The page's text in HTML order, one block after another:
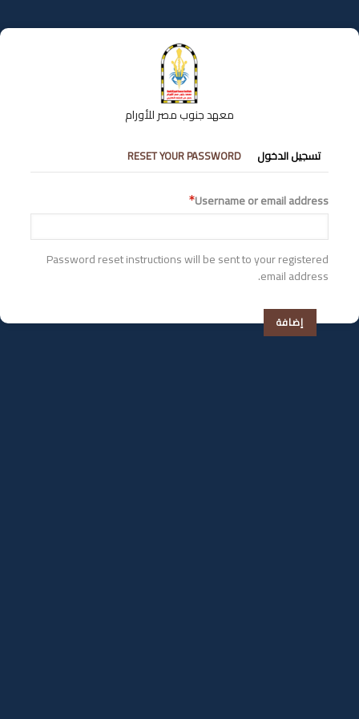
إلى
المحتوى
معهد جنوب مصر للأورام
التبويبات
الأساسية
تسجيل الدخول RESET YOUR PASSWORD
Username or email address
Password reset instructions will be sent to your registered
email address.